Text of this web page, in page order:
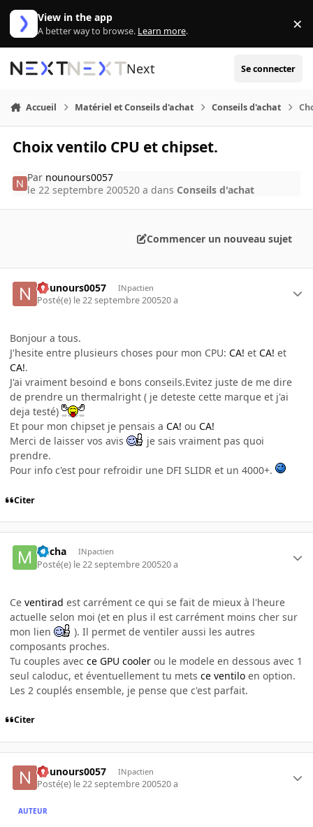
Aller au contenu
View in the app
A better way to browse. Learn more. ×
Next Se connecter
Accueil Matériel et Conseils d'achat Conseils d'achat
Choix ventilo CPU et chipset.
Par nounours0057
le 22 septembre 200520 a dans Conseils d'achat
Commencer un nouveau sujet
nounours0057 INpactien
Posté(e) le 22 septembre 200520 a
Bonjour a tous.
J'hesite entre plusieurs choses pour mon CPU: CA! et CA! et
CA!.
J'ai vraiment besoind e bons conseils.Evitez juste de me dire
de prendre un thermalright ( je deteste cette marque et j'ai
deja testé)
Et pour mon chipset je pensais a CA! ou CA!
Merci de laisser vos avis
je sais vraiment pas quoi
prendre.
Pour info c'est pour refroidir une DFI SLIDR et un 4000+.
Citer
micha INpactien
Posté(e) le 22 septembre 200520 a
Ce ventirad est carrément ce qui se fait de mieux à l'heure
actuelle selon moi (et en plus il est carrément moins cher sur
mon lien
). Il permet de ventiler aussi les autres
composants proches.
Tu couples avec ce GPU cooler ou le modele en dessous avec 1
seul caloduc, et éventuellement tu mets ce ventilo en option.
Les 2 couplés ensemble, je pense que c'est parfait.
Citer
nounours0057 INpactien
Posté(e) le 22 septembre 200520 a
AUTEUR